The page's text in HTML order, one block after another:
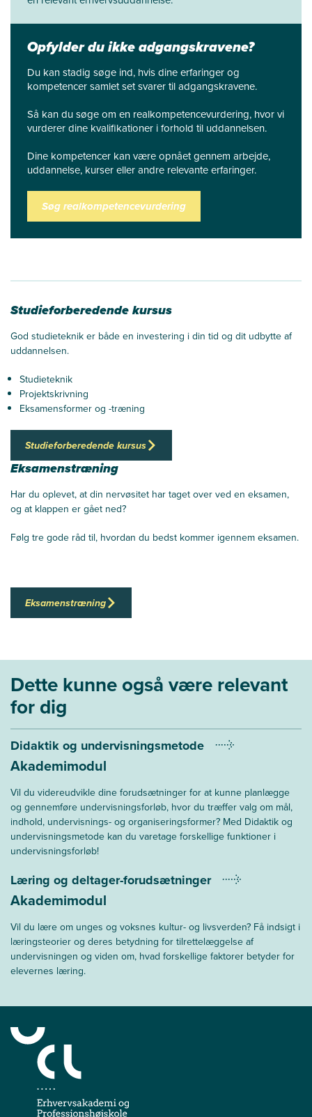
Opfylder du ikke adgangskravene?
Du kan stadig søge ind, hvis dine erfaringer og
kompetencer samlet set svarer til adgangskravene.
Så kan du søge om en realkompetencevurdering, hvor vi
vurderer dine kvalifikationer i forhold til uddannelsen.
Dine kompetencer kan være opnået gennem arbejde,
uddannelse, kurser eller andre relevante erfaringer.
Søg realkompetencevurdering
Studieforberedende kursus
God studieteknik er både en investering i din tid og dit udbytte af
uddannelsen.
Studieteknik
Projektskrivning
Eksamensformer og -træning
Studieforberedende kursus
Eksamenstræning
Har du oplevet, at din nervøsitet har taget over ved en eksamen,
og at klappen er gået ned?
Følg tre gode råd til, hvordan du bedst kommer igennem eksamen.
Eksamenstræning
Dette kunne også være relevant
for dig
Didaktik og undervisningsmetode
Akademimodul
Vil du videreudvikle dine forudsætninger for at kunne planlægge
og gennemføre undervisningsforløb, hvor du træffer valg om mål,
indhold, undervisnings- og organiseringsformer? Med Didaktik og
undervisningsmetode kan du varetage forskellige funktioner i
undervisningsforløb!
Læring og deltager-forudsætninger
Akademimodul
Vil du lære om unges og voksnes kultur- og livsverden? Få indsigt i
læringsteorier og deres betydning for tilrettelæggelse af
undervisningen og viden om, hvad forskellige faktorer betyder for
elevernes læring.